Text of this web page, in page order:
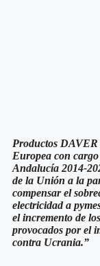
Productos
Europea con
Andalucía 2014-
de la Unión a la
compensar el
electricidad a
el incremento de
provocados por el
contra Ucrania.”